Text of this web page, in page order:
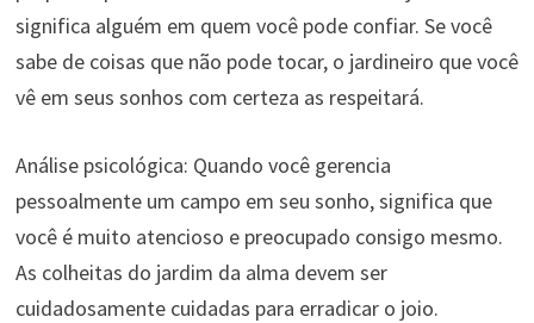
significa alguém em quem você pode confiar. Se você
sabe de coisas que não pode tocar, o jardineiro que você
vê em seus sonhos com certeza as respeitará.
Análise psicológica: Quando você gerencia
pessoalmente um campo em seu sonho, significa que
você é muito atencioso e preocupado consigo mesmo.
As colheitas do jardim da alma devem ser
cuidadosamente cuidadas para erradicar o joio.